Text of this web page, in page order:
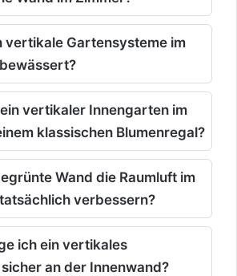
vertikale Gartensysteme im
vertikaler Innengarten im
klassischen Blumenregal?
Wand die Raumluft im
verbessern?
ich ein vertikales
an der Innenwand?